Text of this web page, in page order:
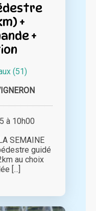
+
+
(51)
à 10h00
SEMAINE
guidé
au choix
[...]